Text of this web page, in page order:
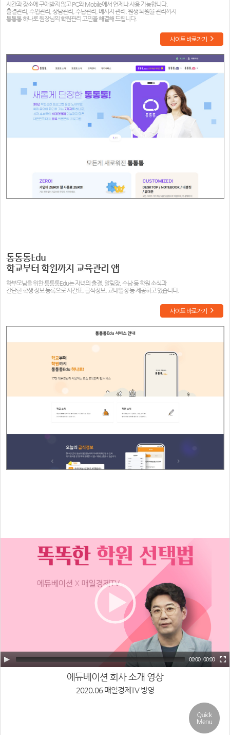
시간과 장소에 구애받지 않고 PC와 Mobile에서 언제나 사용 가능합니다.
출결관리, 수업관리, 상담관리, 수납관리, 메시지 관리, 원생 퇴원율 관리까지
통통통 하나로 원장님의 학원관리 고민을 해결해 드립니다.
사이트 바로가기
통통통Edu
학교부터 학원까지 교육관리 앱
학부모님을 위한 통통통Edu는 자녀의 출결, 알림장, 수납 등 학원 소식과
간단한 학생 정보 등록으로 시간표, 급식정보, 교내일정 등 제공하고 있습니다.
사이트 바로가기
Player
00:00| 00:00
에듀베이션 회사 소개 영상
2020.06 매일경제TV 방영